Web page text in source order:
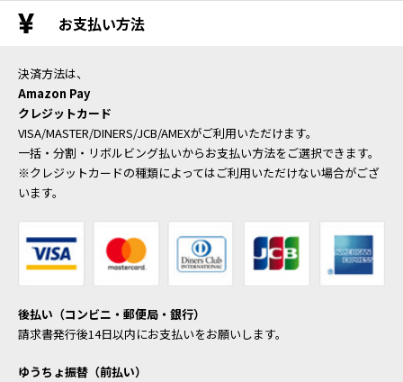
お支払い方法
決済方法は、
Amazon Pay
クレジットカード
VISA/MASTER/DINERS/JCB/AMEXがご利用いただけます。
一括・分割・リボルビング払いからお支払い方法をご選択できます。
※クレジットカードの種類によってはご利用いただけない場合がござ
います。
後払い（コンビニ・郵便局・銀行）
請求書発行後14日以内にお支払いをお願いします。
ゆうちょ振替（前払い）